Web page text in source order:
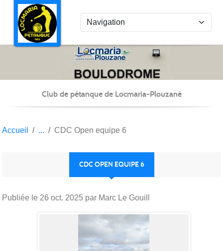
Club de pétanque de Locmaria-Plouzané
Accueil CDC Open equipe 6
CDC OPEN EQUIPE 6
Publiée le 26 oct. 2025 par Marc Le Gouill
Panneau de gestion des cookies